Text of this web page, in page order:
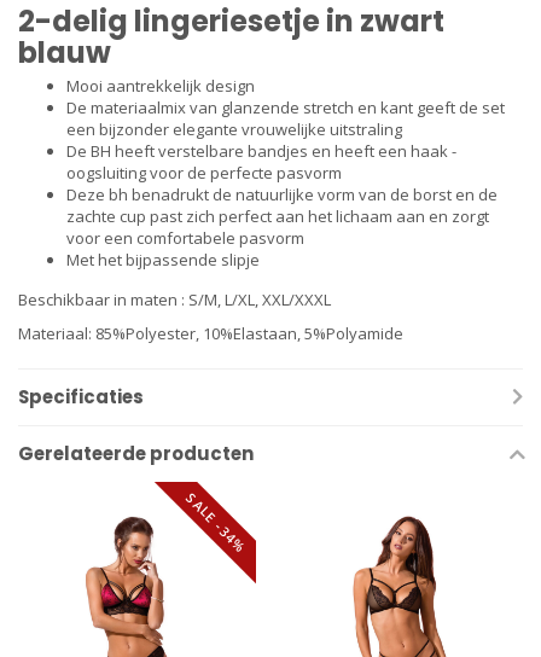
2-delig lingeriesetje in zwart
blauw
Mooi aantrekkelijk design
De materiaalmix van glanzende stretch en kant geeft de set
een bijzonder elegante vrouwelijke uitstraling
De BH heeft verstelbare bandjes en heeft een haak -
oogsluiting voor de perfecte pasvorm
Deze bh benadrukt de natuurlijke vorm van de borst en de
zachte cup past zich perfect aan het lichaam aan en zorgt
voor een comfortabele pasvorm
Met het bijpassende slipje
Beschikbaar in maten : S/M, L/XL, XXL/XXXL
Materiaal: 85%Polyester, 10%Elastaan, 5%Polyamide
Specificaties
Gerelateerde producten
SALE -34%